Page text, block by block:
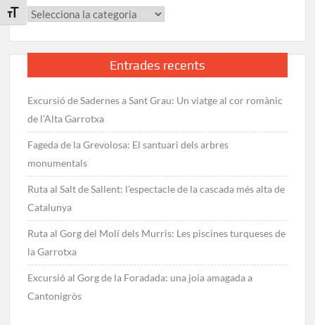
Toggle Font size
Categories
Entrades recents
Excursió de Sadernes a Sant Grau: Un viatge al cor romànic
de l’Alta Garrotxa
Fageda de la Grevolosa: El santuari dels arbres
monumentals
Ruta al Salt de Sallent: l’espectacle de la cascada més alta de
Catalunya
Ruta al Gorg del Molí dels Murris: Les piscines turqueses de
la Garrotxa
Excursió al Gorg de la Foradada: una joia amagada a
Cantonigròs